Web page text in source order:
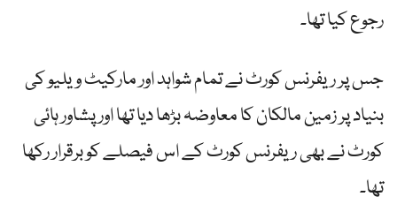
رجوع کیا تھا۔
جس پر ریفرنس کورٹ نے تمام شواہد اور مارکیٹ ویلیو کی
بنیاد پر زمین مالکان کا معاوضہ بڑھا دیا تھا اور پشاور ہائی
کورٹ نے بھی ریفرنس کورٹ کے اس فیصلے کو برقرار رکھا
تھا۔